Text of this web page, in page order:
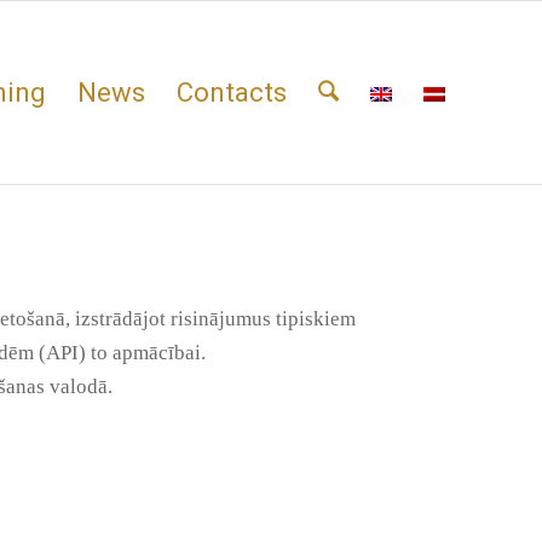
News Contacts
izstrādājot risinājumus tipiskiem
(API) to apmācībai.
valodā.